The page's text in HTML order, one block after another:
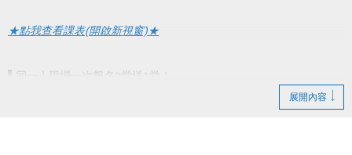
★點我查看課表(開啟新視窗)★
同一人現場一次報名2堂送1堂！
展開內容